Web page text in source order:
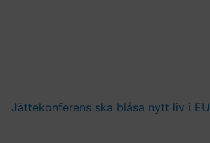
Jättekonferens ska blåsa nytt liv i EU